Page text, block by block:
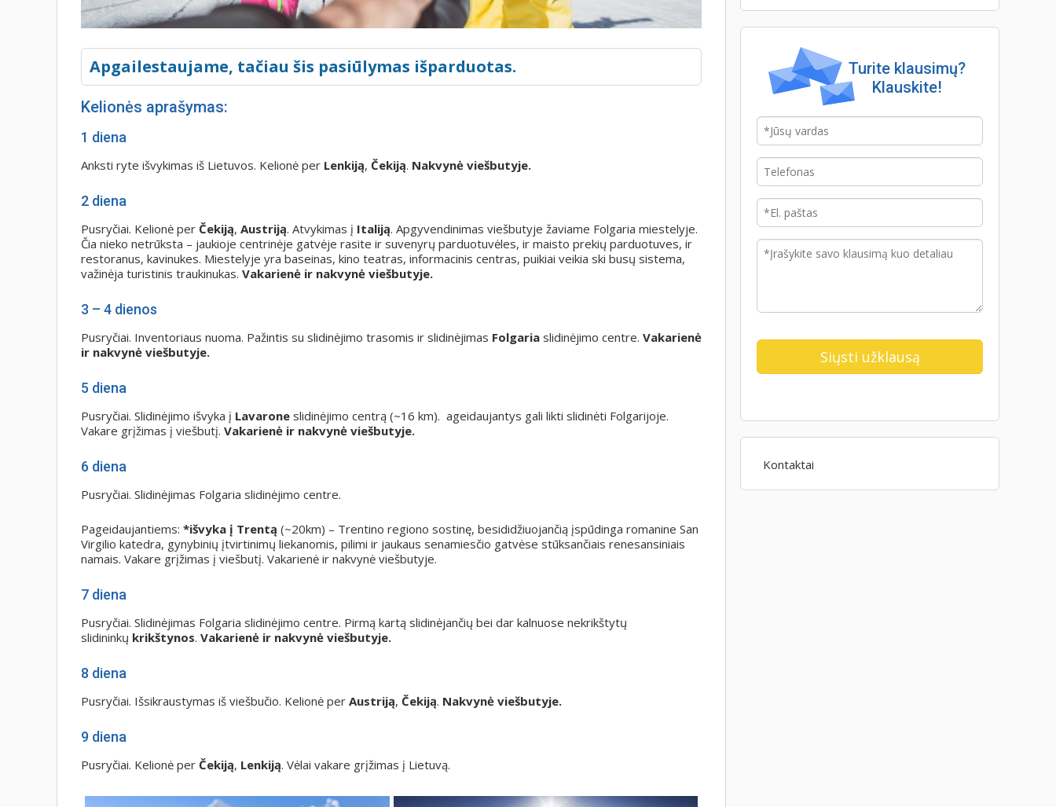
Apgailestaujame, tačiau šis pasiūlymas išparduotas.
Kelionės aprašymas:
1 diena
Anksti ryte išvykimas iš Lietuvos. Kelionė per Lenkiją, Čekiją. Nakvynė viešbutyje.
2 diena
Pusryčiai. Kelionė per Čekiją, Austriją. Atvykimas į Italiją. Apgyvendinimas viešbutyje žaviame Folgaria miestelyje.
Čia nieko netrūksta – jaukioje centrinėje gatvėje rasite ir suvenyrų parduotuvėles, ir maisto prekių parduotuves, ir
restoranus, kavinukes. Miestelyje yra baseinas, kino teatras, informacinis centras, puikiai veikia ski busų sistema,
važinėja turistinis traukinukas. Vakarienė ir nakvynė viešbutyje.
3 – 4 dienos
Pusryčiai. Inventoriaus nuoma. Pažintis su slidinėjimo trasomis ir slidinėjimas Folgaria slidinėjimo centre. Vakarienė
ir nakvynė viešbutyje.
5 diena
Pusryčiai. Slidinėjimo išvyka į Lavarone slidinėjimo centrą (~16 km). ageidaujantys gali likti slidinėti Folgarijoje.
Vakare grįžimas į viešbutį. Vakarienė ir nakvynė viešbutyje.
6 diena
Pusryčiai. Slidinėjimas Folgaria slidinėjimo centre.
Pageidaujantiems: *išvyka į Trentą (~20km) – Trentino regiono sostinę, besididžiuojančią įspūdinga romanine San
Virgilio katedra, gynybinių įtvirtinimų liekanomis, pilimi ir jaukaus senamiesčio gatvėse stūksančiais renesansiniais
namais. Vakare grįžimas į viešbutį. Vakarienė ir nakvynė viešbutyje.
7 diena
Pusryčiai. Slidinėjimas Folgaria slidinėjimo centre. Pirmą kartą slidinėjančių bei dar kalnuose nekrikštytų
slidininkų krikštynos. Vakarienė ir nakvynė viešbutyje.
8 diena
Pusryčiai. Išsikraustymas iš viešbučio. Kelionė per Austriją, Čekiją. Nakvynė viešbutyje.
9 diena
Pusryčiai. Kelionė per Čekiją, Lenkiją. Vėlai vakare grįžimas į Lietuvą.
Turite klausimų?
Klauskite!
Kontaktai